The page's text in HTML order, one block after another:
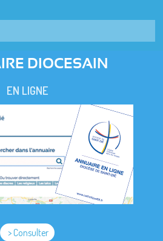
DIOCESAIN
EN LIGNE
> Consulter